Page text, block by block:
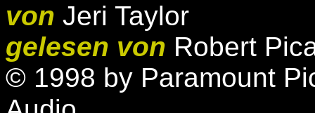
von Jeri Taylor
gelesen von Robert
© 1998 by Paramount